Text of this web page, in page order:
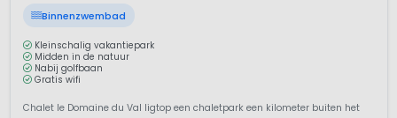
Binnenzwembad
Kleinschalig vakantiepark
Midden in de natuur
Nabij golfbaan
Gratis wifi
Chalet le Domaine du Val ligtop een chaletpark een kilometer buiten het